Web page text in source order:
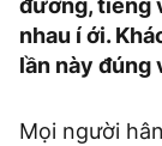
đường, tiếng
nhau í ới.
lần này đúng
Mọi người